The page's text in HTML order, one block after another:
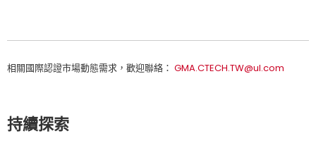
相關國際認證市場動態需求，歡迎聯絡： GMA.CTECH.TW@ul.com
持續探索